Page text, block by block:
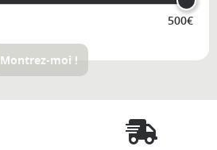
500€
Montrez-moi !